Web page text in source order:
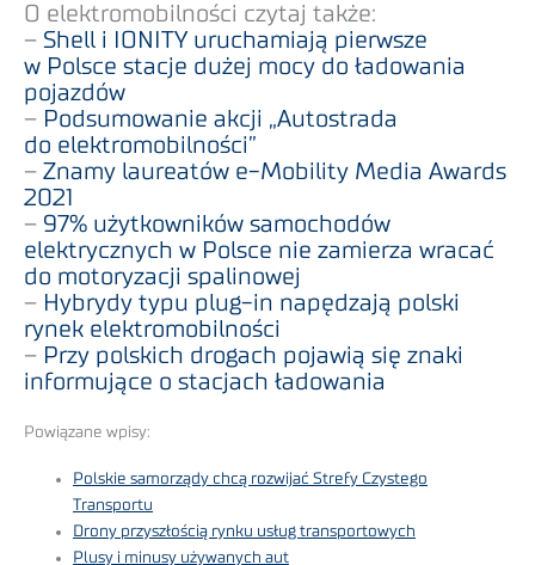
O elektromobilności czytaj także:
– Shell i IONITY uruchamiają pierwsze
w Polsce stacje dużej mocy do ładowania
pojazdów
– Podsumowanie akcji „Autostrada
do elektromobilności”
– Znamy laureatów e-Mobility Media Awards
2021
– 97% użytkowników samochodów
elektrycznych w Polsce nie zamierza wracać
do motoryzacji spalinowej
– Hybrydy typu plug-in napędzają polski
rynek elektromobilności
– Przy polskich drogach pojawią się znaki
informujące o stacjach ładowania
Powiązane wpisy:
Polskie samorządy chcą rozwijać Strefy Czystego
Transportu
Drony przyszłością rynku usług transportowych
Plusy i minusy używanych aut